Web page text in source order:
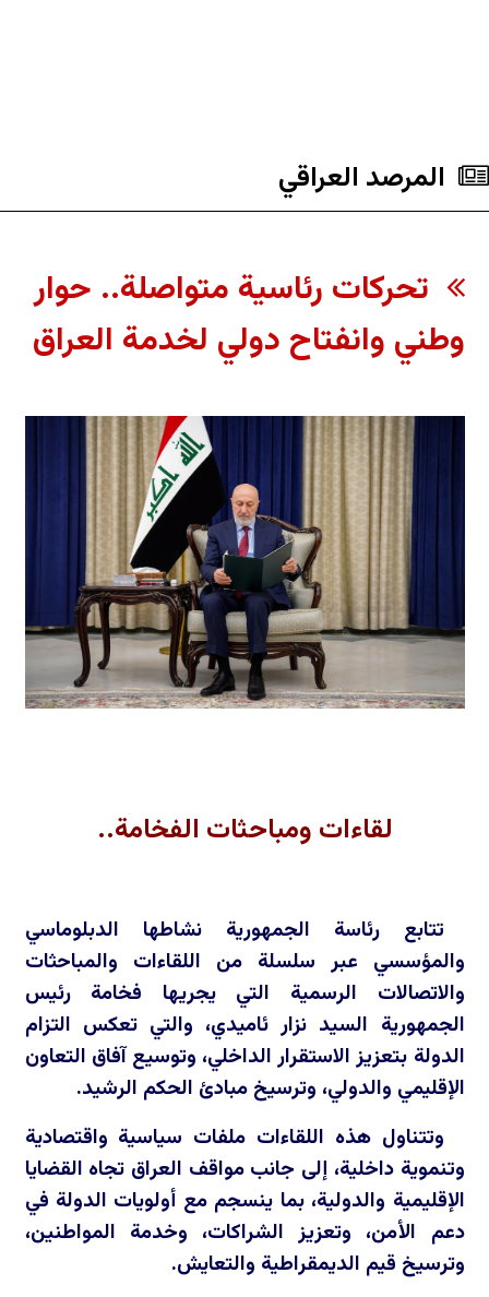
المرصد العراقي
تحركات رئاسية متواصلة.. حوار
وطني وانفتاح دولي لخدمة العراق
لقاءات ومباحثات الفخامة..
تتابع رئاسة الجمهورية نشاطها الدبلوماسي
والمؤسسي عبر سلسلة من اللقاءات والمباحثات
والاتصالات الرسمية التي يجريها فخامة رئيس
الجمهورية السيد نزار ئاميدي، والتي تعكس التزام
الدولة بتعزيز الاستقرار الداخلي، وتوسيع آفاق التعاون
الإقليمي والدولي، وترسيخ مبادئ الحكم الرشيد.
وتتناول هذه اللقاءات ملفات سياسية واقتصادية
وتنموية داخلية، إلى جانب مواقف العراق تجاه القضايا
الإقليمية والدولية، بما ينسجم مع أولويات الدولة في
دعم الأمن، وتعزيز الشراكات، وخدمة المواطنين،
وترسيخ قيم الديمقراطية والتعايش.